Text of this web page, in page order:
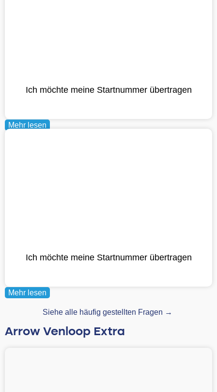
Ich möchte meine Startnummer übertragen
Mehr lesen
Ich möchte meine Startnummer übertragen
Mehr lesen
Siehe alle häufig gestellten Fragen →
Arrow Venloop Extra